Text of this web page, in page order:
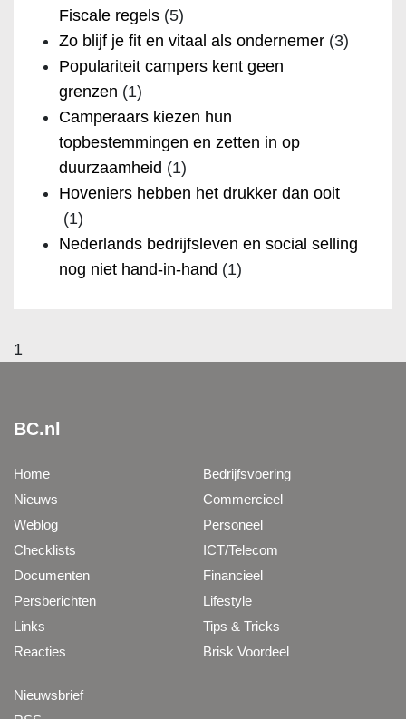
Fiscale regels (5)
Zo blijf je fit en vitaal als ondernemer (3)
Populariteit campers kent geen
grenzen (1)
Camperaars kiezen hun
topbestemmingen en zetten in op
duurzaamheid (1)
Hoveniers hebben het drukker dan ooit
(1)
Nederlands bedrijfsleven en social selling
nog niet hand-in-hand (1)
1
BC.nl
Home
Nieuws
Weblog
Checklists
Documenten
Persberichten
Links
Reacties
Bedrijfsvoering
Commercieel
Personeel
ICT/Telecom
Financieel
Lifestyle
Tips & Tricks
Brisk Voordeel
Nieuwsbrief